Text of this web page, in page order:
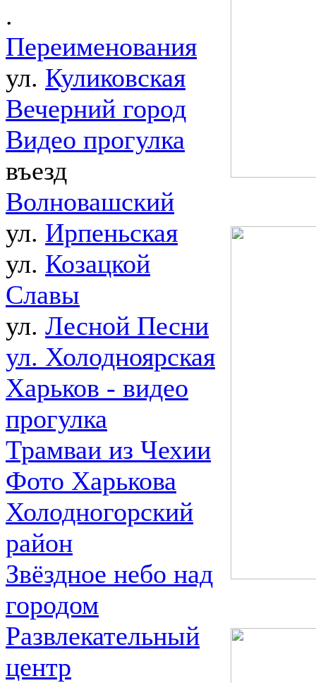
.
Переименования
ул. Куликовская
Вечерний город
Видео прогулка
въезд
Волновашский
ул. Ирпеньская
ул. Козацкой
Славы
ул. Лесной Песни
ул. Холодноярская
Харьков - видео
прогулка
Трамваи из Чехии
Фото Харькова
Холодногорский
район
Звёздное небо над
городом
Развлекательный
центр